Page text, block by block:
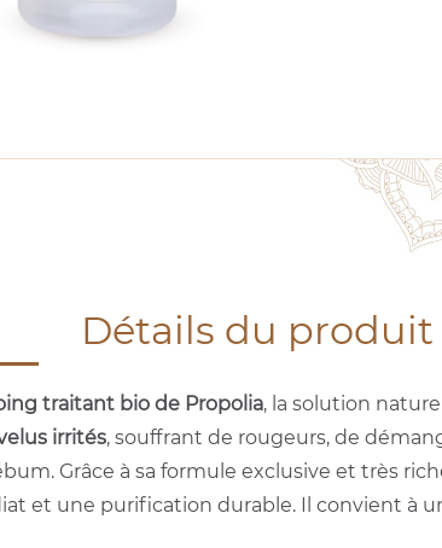
Détails du produit
traitant bio de Propolia, la solution
irrités, souffrant de rougeurs, de
Grâce à sa formule exclusive et très
et une purification durable. Il convient à